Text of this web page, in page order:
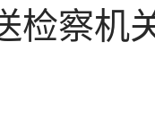
检察机